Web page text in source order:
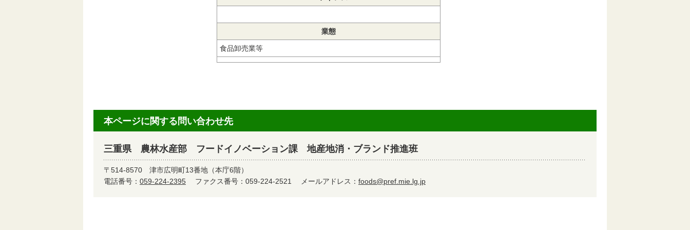
業態
食品卸売業等
本ページに関する問い合わせ先
三重県 農林水産部 フードイノベーション課 地産地消・ブランド推進班
〒514-8570 津市広明町13番地（本庁6階）
電話番号： 059-224-2395 ファクス番号：059-224-2521 メールアドレス： foods@pref.mie.lg.jp